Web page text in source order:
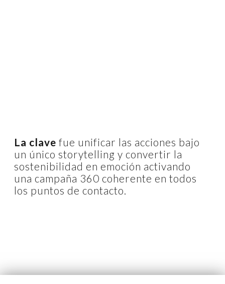
La clave fue unificar las acciones bajo
un único storytelling y convertir la
sostenibilidad en emoción activando
una campaña 360 coherente en todos
los puntos de contacto.